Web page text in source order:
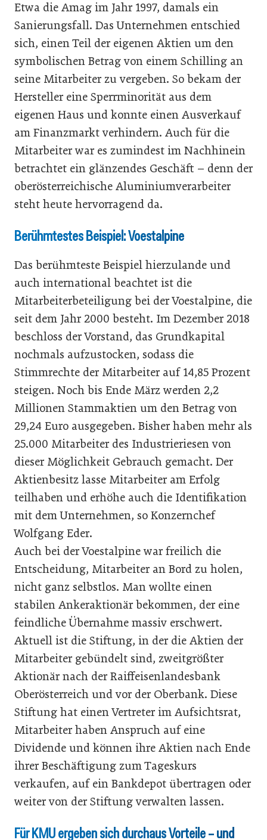
Etwa die Amag im Jahr 1997, damals ein
Sanierungsfall. Das Unternehmen entschied
sich, einen Teil der eigenen Aktien um den
symbolischen Betrag von einem Schilling an
seine Mitarbeiter zu vergeben. So bekam der
Hersteller eine Sperrminorität aus dem
eigenen Haus und konnte einen Ausverkauf
am Finanzmarkt verhindern. Auch für die
Mitarbeiter war es zumindest im Nachhinein
betrachtet ein glänzendes Geschäft – denn der
oberösterreichische Aluminiumverarbeiter
steht heute hervorragend da.
Berühmtestes Beispiel: Voestalpine
Das berühmteste Beispiel hierzulande und
auch international beachtet ist die
Mitarbeiterbeteiligung bei der Voestalpine, die
seit dem Jahr 2000 besteht. Im Dezember 2018
beschloss der Vorstand, das Grundkapital
nochmals aufzustocken, sodass die
Stimmrechte der Mitarbeiter auf 14,85 Prozent
steigen. Noch bis Ende März werden 2,2
Millionen Stammaktien um den Betrag von
29,24 Euro ausgegeben. Bisher haben mehr als
25.000 Mitarbeiter des Industrieriesen von
dieser Möglichkeit Gebrauch gemacht. Der
Aktienbesitz lasse Mitarbeiter am Erfolg
teilhaben und erhöhe auch die Identifikation
mit dem Unternehmen, so Konzernchef
Wolfgang Eder.
Auch bei der Voestalpine war freilich die
Entscheidung, Mitarbeiter an Bord zu holen,
nicht ganz selbstlos. Man wollte einen
stabilen Ankeraktionär bekommen, der eine
feindliche Übernahme massiv erschwert.
Aktuell ist die Stiftung, in der die Aktien der
Mitarbeiter gebündelt sind, zweitgrößter
Aktionär nach der Raiffeisenlandesbank
Oberösterreich und vor der Oberbank. Diese
Stiftung hat einen Vertreter im Aufsichtsrat,
Mitarbeiter haben Anspruch auf eine
Dividende und können ihre Aktien nach Ende
ihrer Beschäftigung zum Tageskurs
verkaufen, auf ein Bankdepot übertragen oder
weiter von der Stiftung verwalten lassen.
Für KMU ergeben sich durchaus Vorteile – und